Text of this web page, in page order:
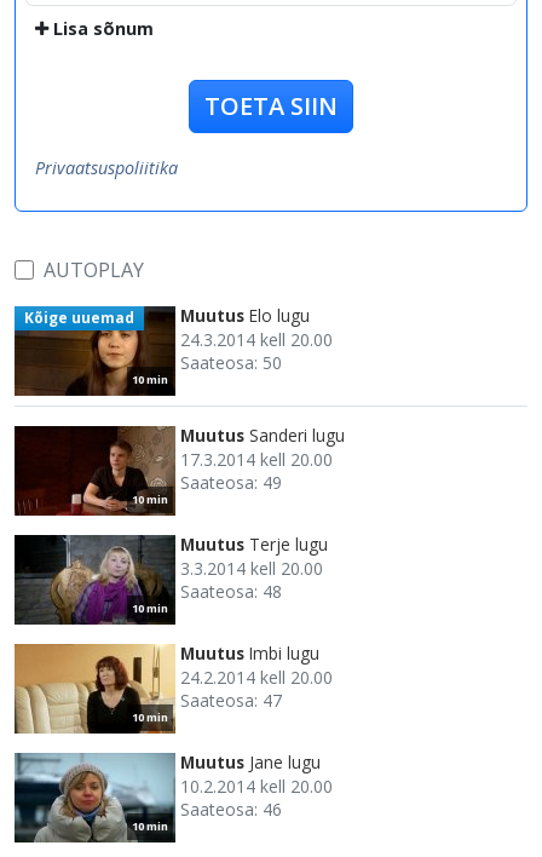
Lisa sõnum
TOETA SIIN
Privaatsuspoliitika
AUTOPLAY
10 min
Kõige uuemad Muutus Elo lugu
24.3.2014 kell 20.00
Saateosa: 50
10 min
Muutus Sanderi lugu
17.3.2014 kell 20.00
Saateosa: 49
10 min
Muutus Terje lugu
3.3.2014 kell 20.00
Saateosa: 48
10 min
Muutus Imbi lugu
24.2.2014 kell 20.00
Saateosa: 47
10 min
Muutus Jane lugu
10.2.2014 kell 20.00
Saateosa: 46